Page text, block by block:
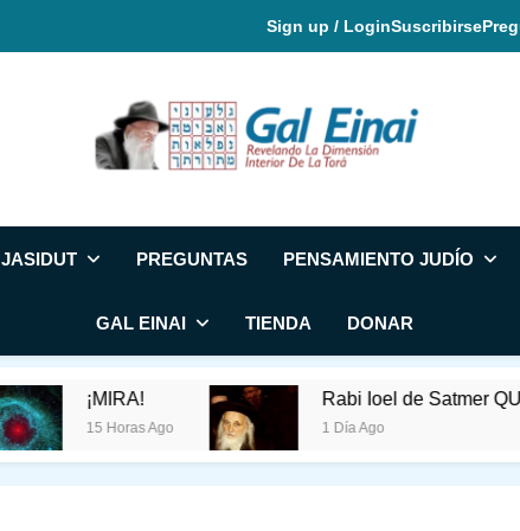
Sign up / LoginSuscribirse
Gal Einai En
JASIDUT PREGUNTAS PENSAMIENTO JUDÍO
GAL EINAI TIENDA DONAR
¡MIRA!
15 Horas Ago
Rabi Ioel de Satmer QUERÍA
1 Día Ago